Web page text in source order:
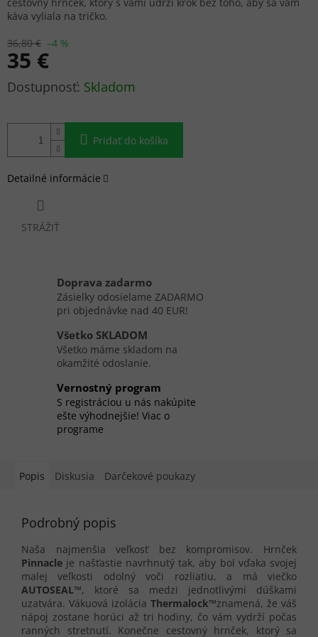
36,80 € –4 %
35 €
Jednotková
Skladom
Pridať do košíka
cestovný hrnček, ktorý s vami udrží krok bez toho, aby sa vám
káva vyliala na tričko.
Detailné informácie
STRÁŽIŤ
Doprava zadarmo
Zásielky odosielame ZADARMO
pri objednávke nad 40 EUR!
Všetko SKLADOM
Všetko máme skladom na
okamžité odoslanie.
Vernostný program
S registráciou u nás nakúpite
ešte výhodnejšie! Viac o
programe
Popis Diskusia Darčekové poukazy
Podrobný popis
Naša najmenšia veľkosť bez kompromisov. Hrnček
Pinnacle je našťastie navrhnutý tak, aby bol vďaka svojej
malej veľkosti odolný voči rozliatiu, a má viečko
AUTOSEAL™, ktoré sa medzi jednotlivými dúškami
uzatvára. Vákuová izolácia Thermalock™znamená, že váš
nápoj zostane horúci až tri hodiny, čo vám vydrží počas
ranných stretnutí. Konečne cestovný hrnček, ktorý sa